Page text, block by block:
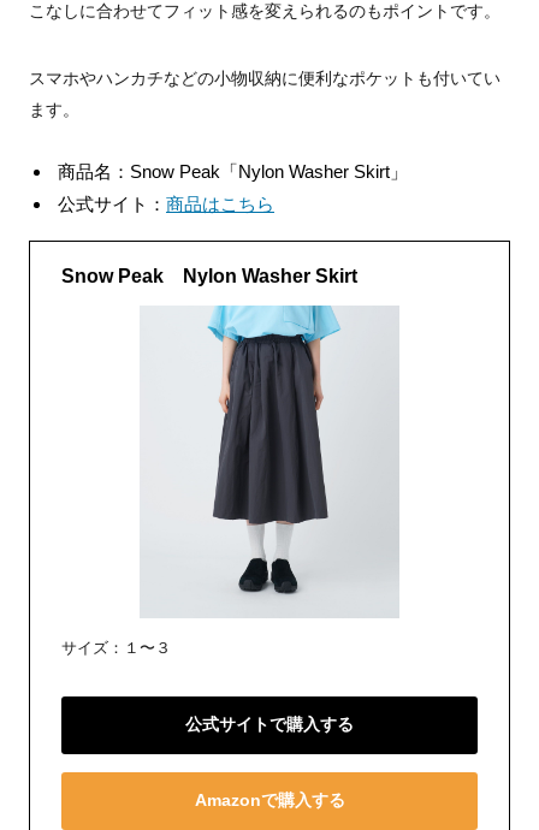
こなしに合わせてフィット感を変えられるのもポイントです。
スマホやハンカチなどの小物収納に便利なポケットも付いてい
ます。
商品名：Snow Peak「Nylon Washer Skirt」
公式サイト： 商品はこちら
Snow Peak Nylon Washer Skirt
サイズ：１〜３
公式サイトで購入する
Amazonで購入する